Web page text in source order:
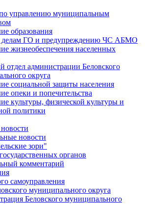
управлению муниципальным
образования
делам ГО и предупреждению ЧС АБМО
жизнеобеспечения населенных
отдел администрации Беловского
округа
социальной защиты населения
опеки и попечительства
культуры, физической культуры и
политики
новости
зори"
органов
комментарий
самоуправления
муниципального округа
Беловского муниципального